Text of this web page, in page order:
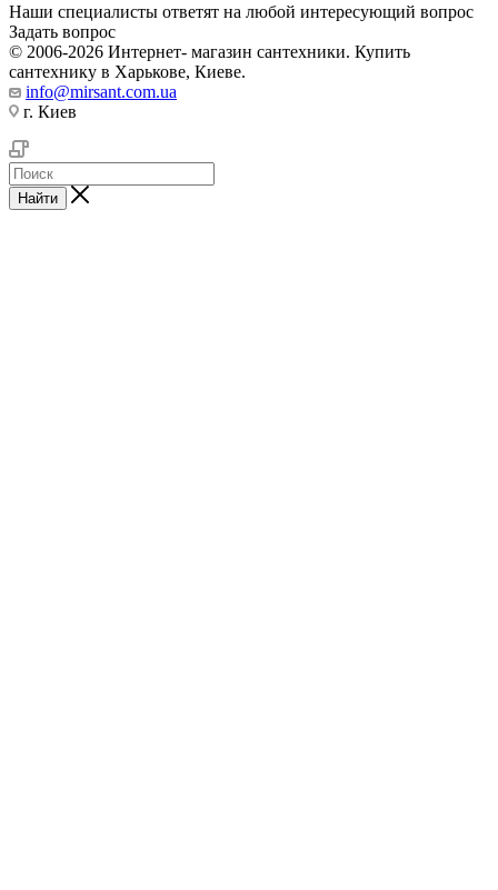
Наши специалисты ответят на любой интересующий вопрос
Задать вопрос
© 2006-2026 Интернет- магазин сантехники. Купить
сантехнику в Харькове, Киеве.
info@mirsant.com.ua
г. Киев
Найти